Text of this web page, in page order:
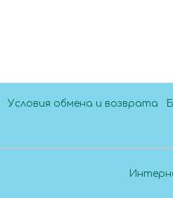
Условия обмена и возврата